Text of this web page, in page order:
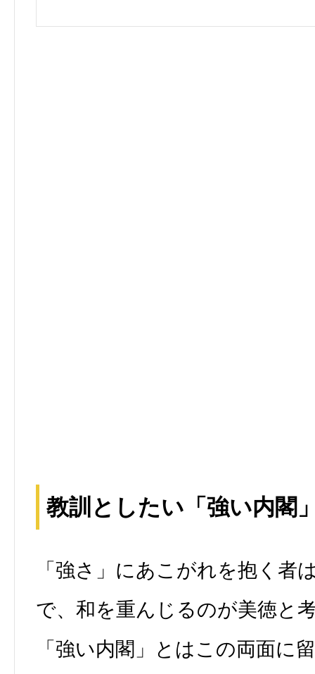
教訓としたい「強い内閣
「強さ」にあこがれを抱く者
で、和を重んじるのが美徳と
「強い内閣」とはこの両面に